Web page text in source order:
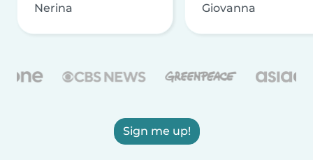
Nerina Giovanna
Sign me up!